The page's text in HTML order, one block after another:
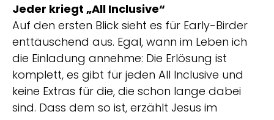
Jeder kriegt „All Inclusive“
Auf den ersten Blick sieht es für Early-Birder
enttäuschend aus. Egal, wann im Leben ich
die Einladung annehme: Die Erlösung ist
komplett, es gibt für jeden All Inclusive und
keine Extras für die, die schon lange dabei
sind. Dass dem so ist, erzählt Jesus im